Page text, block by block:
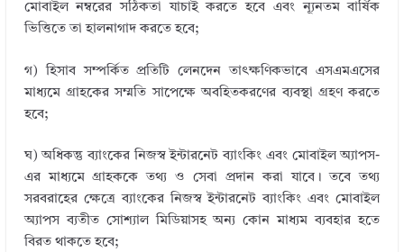
মােবাইল নম্বরের সঠিকতা যাচাই করতে হবে এবং ন্যূনতম বার্ষিক
ভিত্তিতে তা হালনাগাদ করতে হবে;
গ) হিসাব সম্পর্কিত প্রতিটি লেনদেন তাৎক্ষণিকভাবে এসএমএসের
মাধ্যমে গ্রাহকের সম্মতি সাপেক্ষে অবহিতকরণের ব্যবস্থা গ্রহণ করতে
হবে;
ঘ) অধিকন্তু ব্যাংকের নিজস্ব ইন্টারনেট ব্যাংকিং এবং মােবাইল অ্যাপস-
এর মাধ্যমে গ্রাহককে তথ্য ও সেবা প্রদান করা যাবে। তবে তথ্য
সরবরাহের ক্ষেত্রে ব্যাংকের নিজস্ব ইন্টারনেট ব্যাংকিং এবং মােবাইল
অ্যাপস ব্যতীত সােশ্যাল মিডিয়াসহ অন্য কোন মাধ্যম ব্যবহার হতে
বিরত থাকতে হবে;